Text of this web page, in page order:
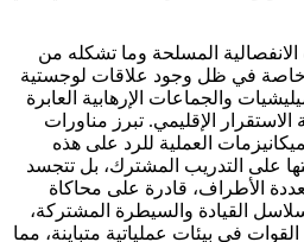
الانفصالية المسلحة وما تشكله من
خاصة في ظل وجود علاقات لوجستية
والجماعات الإرهابية العابرة
الإقليمي. تبرز مناورات
العملية للرد على هذه
على التدريب المشترك، بل تتجسد
الأطراف، قادرة على محاكاة
القيادة والسيطرة المشتركة،
في بيئات عملياتية متباينة، مما